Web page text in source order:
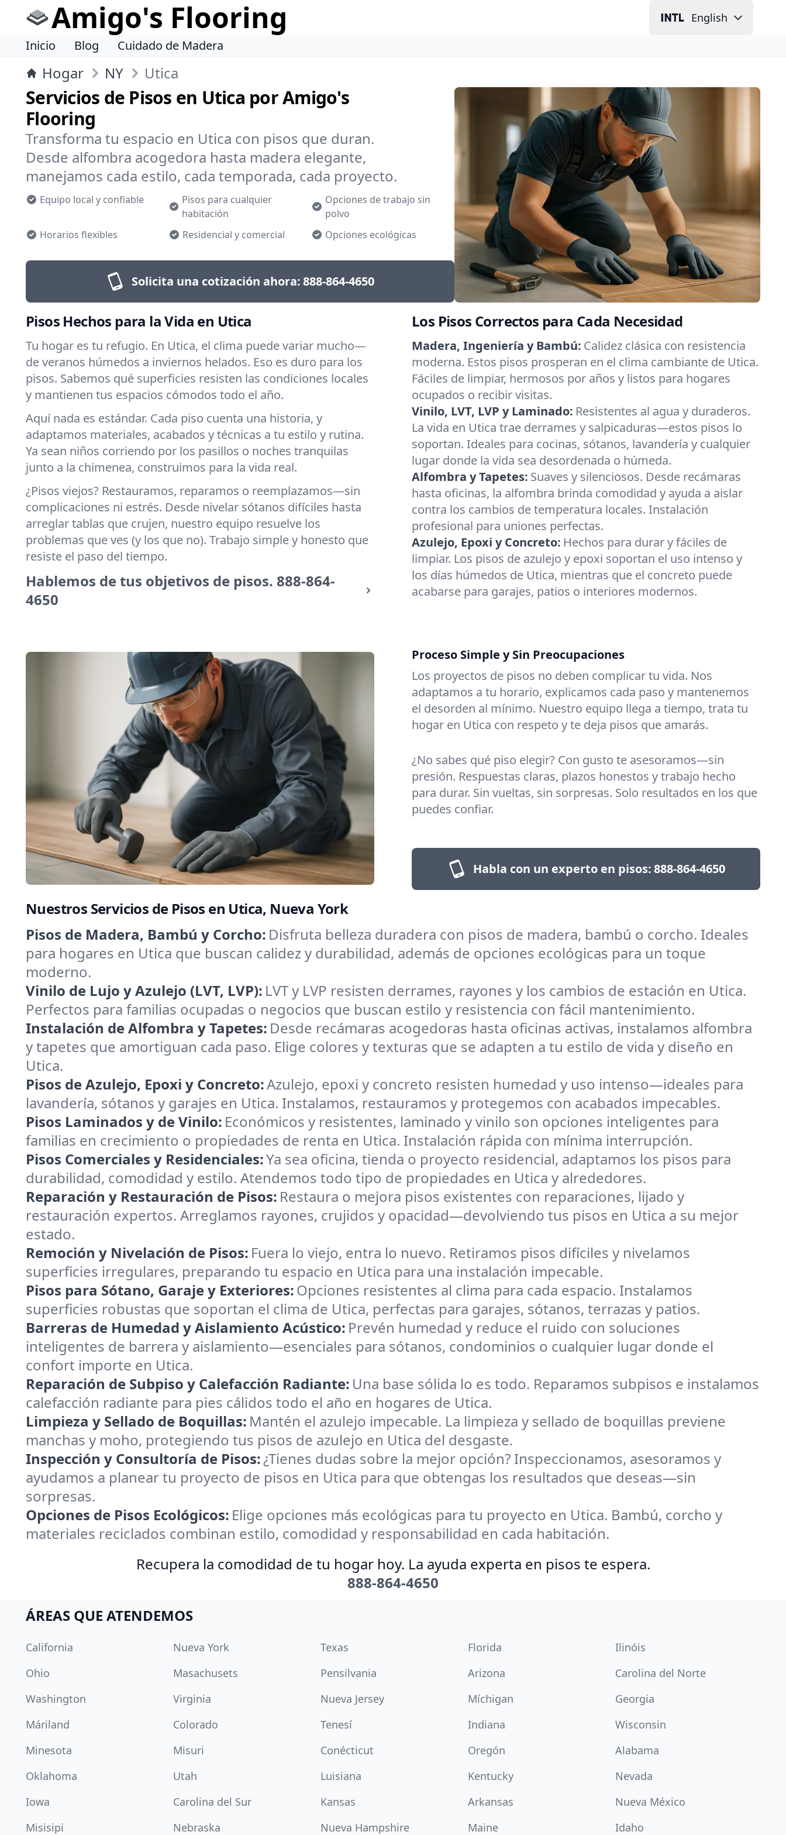
Amigo's Flooring English
Inicio Blog Cuidado de Madera
Hogar NY Utica
Servicios de Pisos en Utica por Amigo's
Flooring
Transforma tu espacio en Utica con pisos que duran.
Desde alfombra acogedora hasta madera elegante,
manejamos cada estilo, cada temporada, cada proyecto.
Equipo local y confiable
Pisos para cualquier
habitación
Opciones de trabajo sin
polvo
Horarios flexibles
Residencial y comercial Opciones ecológicas
Solicita una cotización ahora:888-864-4650
Pisos Hechos para la Vida en Utica
Tu hogar es tu refugio. En Utica, el clima puede variar mucho—
de veranos húmedos a inviernos helados. Eso es duro para los
pisos. Sabemos qué superficies resisten las condiciones locales
y mantienen tus espacios cómodos todo el año.
Aquí nada es estándar. Cada piso cuenta una historia, y
adaptamos materiales, acabados y técnicas a tu estilo y rutina.
Ya sean niños corriendo por los pasillos o noches tranquilas
junto a la chimenea, construimos para la vida real.
¿Pisos viejos? Restauramos, reparamos o reemplazamos—sin
complicaciones ni estrés. Desde nivelar sótanos difíciles hasta
arreglar tablas que crujen, nuestro equipo resuelve los
problemas que ves (y los que no). Trabajo simple y honesto que
resiste el paso del tiempo.
Hablemos de tus objetivos de pisos. 888-864-
4650
Los Pisos Correctos para Cada Necesidad
Madera, Ingeniería y Bambú: Calidez clásica con resistencia
moderna. Estos pisos prosperan en el clima cambiante de Utica.
Fáciles de limpiar, hermosos por años y listos para hogares
ocupados o recibir visitas.
Vinilo, LVT, LVP y Laminado: Resistentes al agua y duraderos.
La vida en Utica trae derrames y salpicaduras—estos pisos lo
soportan. Ideales para cocinas, sótanos, lavandería y cualquier
lugar donde la vida sea desordenada o húmeda.
Alfombra y Tapetes: Suaves y silenciosos. Desde recámaras
hasta oficinas, la alfombra brinda comodidad y ayuda a aislar
contra los cambios de temperatura locales. Instalación
profesional para uniones perfectas.
Azulejo, Epoxi y Concreto: Hechos para durar y fáciles de
limpiar. Los pisos de azulejo y epoxi soportan el uso intenso y
los días húmedos de Utica, mientras que el concreto puede
acabarse para garajes, patios o interiores modernos.
Proceso Simple y Sin Preocupaciones
Los proyectos de pisos no deben complicar tu vida. Nos
adaptamos a tu horario, explicamos cada paso y mantenemos
el desorden al mínimo. Nuestro equipo llega a tiempo, trata tu
hogar en Utica con respeto y te deja pisos que amarás.
¿No sabes qué piso elegir? Con gusto te asesoramos—sin
presión. Respuestas claras, plazos honestos y trabajo hecho
para durar. Sin vueltas, sin sorpresas. Solo resultados en los que
puedes confiar.
Habla con un experto en pisos:888-864-4650
Nuestros Servicios de Pisos en Utica, Nueva York
Pisos de Madera, Bambú y Corcho: Disfruta belleza duradera con pisos de madera, bambú o corcho. Ideales
para hogares en Utica que buscan calidez y durabilidad, además de opciones ecológicas para un toque
moderno.
Vinilo de Lujo y Azulejo (LVT, LVP): LVT y LVP resisten derrames, rayones y los cambios de estación en Utica.
Perfectos para familias ocupadas o negocios que buscan estilo y resistencia con fácil mantenimiento.
Instalación de Alfombra y Tapetes: Desde recámaras acogedoras hasta oficinas activas, instalamos alfombra
y tapetes que amortiguan cada paso. Elige colores y texturas que se adapten a tu estilo de vida y diseño en
Utica.
Pisos de Azulejo, Epoxi y Concreto:Azulejo, epoxi y concreto resisten humedad y uso intenso—ideales para
lavandería, sótanos y garajes en Utica. Instalamos, restauramos y protegemos con acabados impecables.
Pisos Laminados y de Vinilo: Económicos y resistentes, laminado y vinilo son opciones inteligentes para
familias en crecimiento o propiedades de renta en Utica. Instalación rápida con mínima interrupción.
Pisos Comerciales y Residenciales:Ya sea oficina, tienda o proyecto residencial, adaptamos los pisos para
durabilidad, comodidad y estilo. Atendemos todo tipo de propiedades en Utica y alrededores.
Reparación y Restauración de Pisos: Restaura o mejora pisos existentes con reparaciones, lijado y
restauración expertos. Arreglamos rayones, crujidos y opacidad—devolviendo tus pisos en Utica a su mejor
estado.
Remoción y Nivelación de Pisos: Fuera lo viejo, entra lo nuevo. Retiramos pisos difíciles y nivelamos
superficies irregulares, preparando tu espacio en Utica para una instalación impecable.
Pisos para Sótano, Garaje y Exteriores:Opciones resistentes al clima para cada espacio. Instalamos
superficies robustas que soportan el clima de Utica, perfectas para garajes, sótanos, terrazas y patios.
Barreras de Humedad y Aislamiento Acústico: Prevén humedad y reduce el ruido con soluciones
inteligentes de barrera y aislamiento—esenciales para sótanos, condominios o cualquier lugar donde el
confort importe en Utica.
Reparación de Subpiso y Calefacción Radiante: Una base sólida lo es todo. Reparamos subpisos e instalamos
calefacción radiante para pies cálidos todo el año en hogares de Utica.
Limpieza y Sellado de Boquillas: Mantén el azulejo impecable. La limpieza y sellado de boquillas previene
manchas y moho, protegiendo tus pisos de azulejo en Utica del desgaste.
Inspección y Consultoría de Pisos:¿Tienes dudas sobre la mejor opción? Inspeccionamos, asesoramos y
ayudamos a planear tu proyecto de pisos en Utica para que obtengas los resultados que deseas—sin
sorpresas.
Opciones de Pisos Ecológicos: Elige opciones más ecológicas para tu proyecto en Utica. Bambú, corcho y
materiales reciclados combinan estilo, comodidad y responsabilidad en cada habitación.
Recupera la comodidad de tu hogar hoy. La ayuda experta en pisos te espera.
888-864-4650
ÁREAS QUE ATENDEMOS
California Nueva York Texas Florida
Ilinóis
Ohio
Masachusets Pensilvania Arizona
Carolina del Norte
Washington
Virginia Nueva Jersey Míchigan
Georgia
Máriland
Colorado Tenesí Indiana
Wisconsin
Minesota
Misuri Conécticut Oregón
Alabama
Oklahoma
Utah Luisiana Kentucky
Nevada
Iowa
Carolina del Sur Kansas Arkansas
Nueva México
Misisipi
Nebraska Nueva Hampshire Maine Idaho